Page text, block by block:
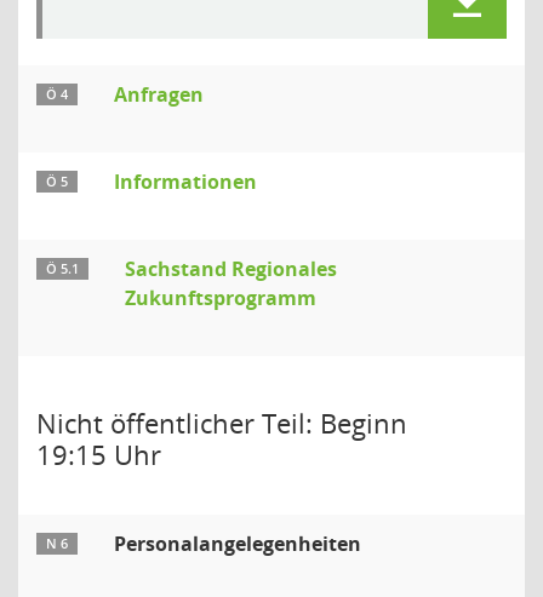
Ö 4 Anfragen
Ö 5 Informationen
Ö 5.1
Sachstand Regionales
Zukunftsprogramm
Nicht öffentlicher Teil: Beginn
19:15 Uhr
N 6 Personalangelegenheiten